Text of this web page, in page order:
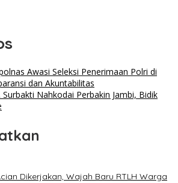
Awasi Seleksi Penerimaan Polri di
dan Akuntabilitas
Surbakti Nahkodai Perbakin Jambi, Bidik
Dikerjakan, Wajah Baru RTLH Warga